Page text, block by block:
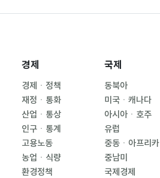
경제
경제ㆍ정책
재정ㆍ통화
산업ㆍ통상
인구ㆍ통계
고용노동
농업ㆍ식량
환경정책
국제
동북아
미국ㆍ캐나다
아시아ㆍ호주
유럽
중동ㆍ아프리카
중남미
국제경제